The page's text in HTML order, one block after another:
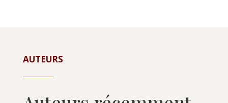
AUTEURS